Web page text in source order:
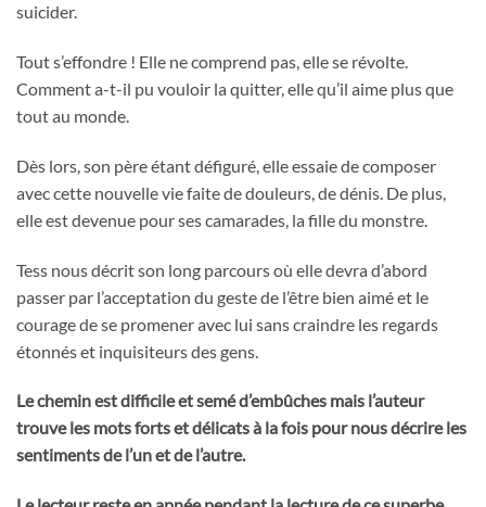
suicider.
Tout s’effondre ! Elle ne comprend pas, elle se révolte.
Comment a-t-il pu vouloir la quitter, elle qu’il aime plus que
tout au monde.
Dès lors, son père étant défiguré, elle essaie de composer
avec cette nouvelle vie faite de douleurs, de dénis. De plus,
elle est devenue pour ses camarades, la fille du monstre.
Tess nous décrit son long parcours où elle devra d’abord
passer par l’acceptation du geste de l’être bien aimé et le
courage de se promener avec lui sans craindre les regards
étonnés et inquisiteurs des gens.
Le chemin est difficile et semé d’embûches mais l’auteur
trouve les mots forts et délicats à la fois pour nous décrire les
sentiments de l’un et de l’autre.